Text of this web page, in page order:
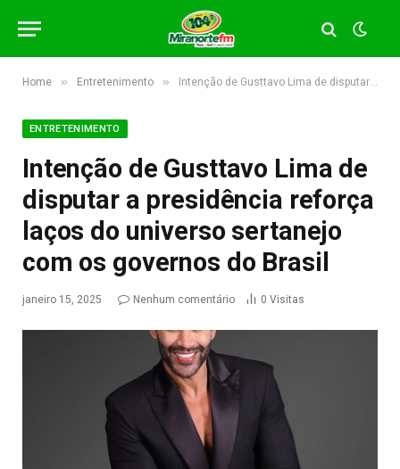
Home » Entretenimento » Intenção de Gusttavo Lima de disputar a presidência reforça laços do universo sertanejo com os governos do Brasil
ENTRETENIMENTO
Intenção de Gusttavo Lima de
disputar a presidência reforça
laços do universo sertanejo
com os governos do Brasil
janeiro 15, 2025 Nenhum comentário 0 Visitas